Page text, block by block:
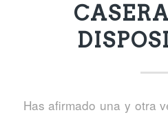
Has afirmado una y otra